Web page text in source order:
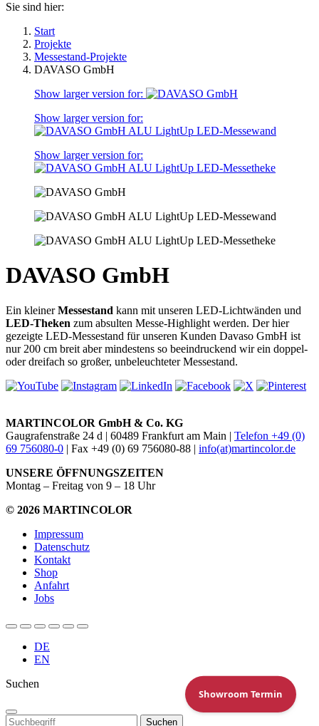
Sie sind hier:
Start
Projekte
Messestand-Projekte
DAVASO GmbH
Show larger version for:
Show larger version for:
Show larger version for:
DAVASO GmbH
Ein kleinerMessestand kann mit unseren LED-Lichtwänden und
LED-Theken zum absulten Messe-Highlight werden. Der hier
gezeigte LED-Messestand für unseren Kunden Davaso GmbH ist
nur 200 cm breit aber mindestens so beeindruckend wir ein doppel-
oder dreifach so großer, unbeleuchteter Messestand.
MARTINCOLOR GmbH & Co. KG
Gaugrafenstraße 24 d | 60489 Frankfurt am Main | Telefon +49 (0)
69 756080-0 | Fax +49 (0) 69 756080-88 | info(at)martincolor.de
UNSERE ÖFFNUNGSZEITEN
Montag – Freitag von 9 – 18 Uhr
© 2026 MARTINCOLOR
Impressum
Datenschutz
Kontakt
Shop
Anfahrt
Jobs
DE
EN
Suchen